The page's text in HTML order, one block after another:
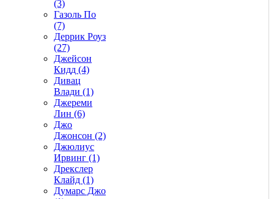
(3)
Газоль По
(7)
Деррик Роуз
(27)
Джейсон
Кидд (4)
Дивац
Влади (1)
Джереми
Лин (6)
Джо
Джонсон (2)
Джюлиус
Ирвинг (1)
Дрекслер
Клайд (1)
Думарс Джо